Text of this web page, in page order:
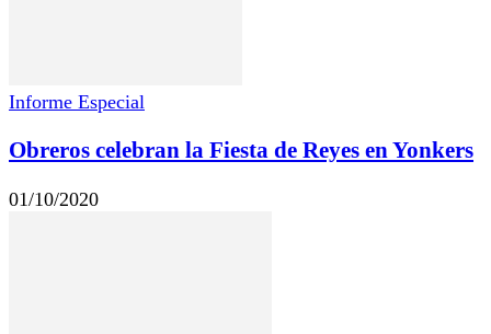
Informe Especial
Obreros celebran la Fiesta de Reyes en Yonkers
01/10/2020